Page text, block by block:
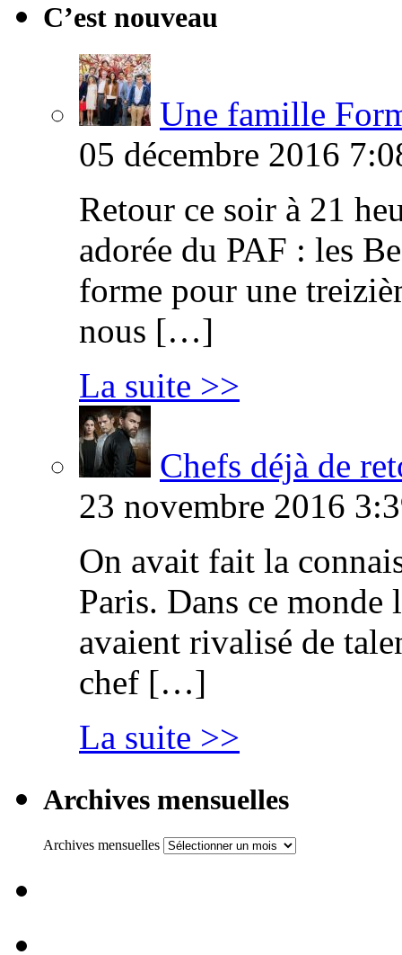
C’est nouveau
Une famille
05 décembre 2016
Retour ce soir à 21
adorée du PAF : les
forme pour une
nous […]
La suite >>
Chefs déjà de
23 novembre 2016
On avait fait la
Paris. Dans ce
avaient rivalisé de
chef […]
La suite >>
Archives mensuelles
Archives mensuelles